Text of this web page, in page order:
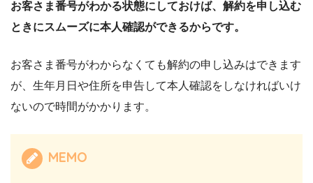
お客さま番号がわかる状態にしておけば、解約を申し込む
ときにスムーズに本人確認ができるからです。
お客さま番号がわからなくても解約の申し込みはできます
が、生年月日や住所を申告して本人確認をしなければいけ
ないので時間がかかります。
MEMO